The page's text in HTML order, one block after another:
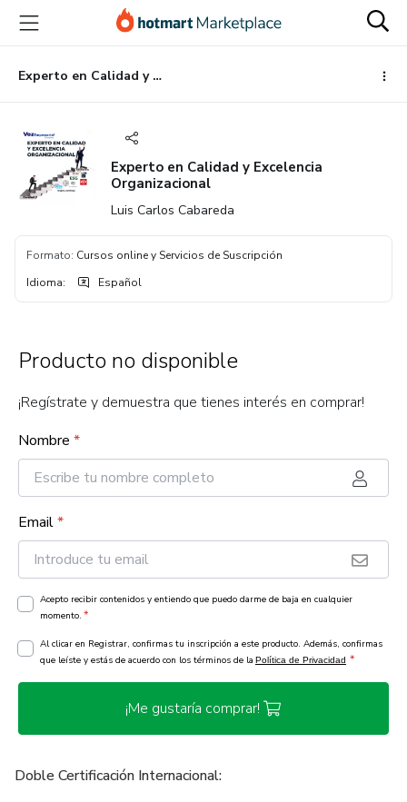
principal
página
de
página
Experto en Calidad y Excelencia Organizacional
Experto en Calidad y Excelencia
Organizacional
Luis Carlos Cabareda
Formato: Cursos online y Servicios de Suscripción
Idioma: Español
Producto no disponible
¡Regístrate y demuestra que tienes interés en comprar!
Nombre *
Email*
Acepto recibir contenidos y entiendo que puedo darme de baja en cualquier
momento. *
Al clicar en Registrar, confirmas tu inscripción a este producto. Además, confirmas
que leíste y estás de acuerdo con los términos de la Política de Privacidad *
¡Me gustaría comprar!
Doble Certificación Internacional: